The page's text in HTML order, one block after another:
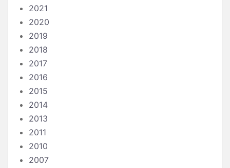
2021
2020
2019
2018
2017
2016
2015
2014
2013
2011
2010
2007